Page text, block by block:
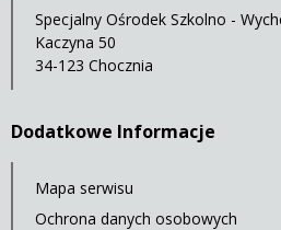
Specjalny Ośrodek Szkolno -
Kaczyna 50
34-123 Chocznia
Dodatkowe Informacje
Mapa serwisu
Ochrona danych osobowych